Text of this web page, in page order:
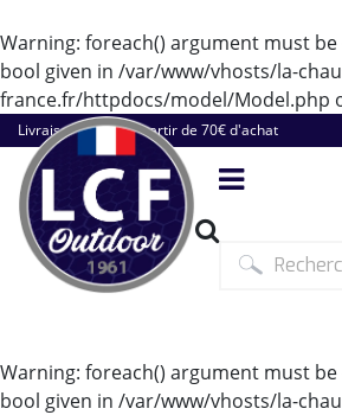
Warning: foreach() argument must
bool given in /var/www/vhosts/la-
france.fr/httpdocs/model/Model.php
Livraison offerte à partir de 70€ d'achat
Warning: foreach() argument must
bool given in /var/www/vhosts/la-